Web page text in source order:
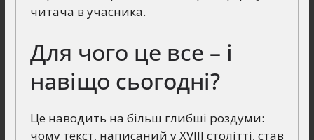
читача в учасника.
Для чого це все – і
навіщо сьогодні?
Це наводить на більш глибші роздуми:
чому текст, написаний у XVIII столітті, став